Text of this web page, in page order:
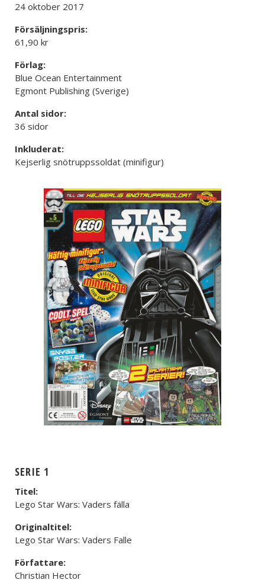
24 oktober 2017
Försäljningspris:
61,90 kr
Förlag:
Blue Ocean Entertainment
Egmont Publishing (Sverige)
Antal sidor:
36 sidor
Inkluderat:
Kejserlig snötruppssoldat (minifigur)
SERIE 1
Titel:
Lego Star Wars: Vaders fälla
Originaltitel:
Lego Star Wars: Vaders Falle
Författare:
Christian Hector